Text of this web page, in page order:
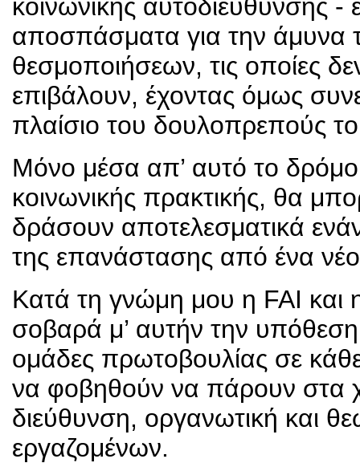
κοινωνικής αυτοδιεύθυνσης
αποσπάσματα για την άμυνα
θεσμοποιήσεων, τις οποίες
επιβάλουν, έχοντας όμως
πλαίσιο του δουλοπρεπούς
Μόνο μέσα απ’ αυτό το δρόμο
κοινωνικής πρακτικής, θα
δράσουν αποτελεσματικά
της επανάστασης από ένα
Κατά τη γνώμη μου η FAI και
σοβαρά μ’ αυτήν την
ομάδες πρωτοβουλίας σε
να φοβηθούν να πάρουν στα
διεύθυνση, οργανωτική και
εργαζομένων.